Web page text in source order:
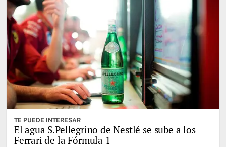
TE PUEDE INTERESAR
El agua S.Pellegrino de Nestlé se sube a los
Ferrari de la Fórmula 1